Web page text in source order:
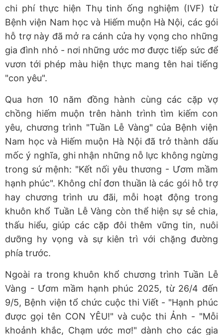
chi phí thực hiện Thụ tinh ống nghiệm (IVF) từ
Bệnh viện Nam học và Hiếm muộn Hà Nội, các gói
hỗ trợ này đã mở ra cánh cửa hy vọng cho những
gia đình nhỏ - nơi những ước mơ được tiếp sức để
vươn tới phép màu hiện thực mang tên hai tiếng
"con yêu".
Qua hơn 10 năm đồng hành cùng các cặp vợ
chồng hiếm muộn trên hành trình tìm kiếm con
yêu, chương trình "Tuần Lễ Vàng" của Bệnh viện
Nam học và Hiếm muộn Hà Nội đã trở thành dấu
mốc ý nghĩa, ghi nhận những nỗ lực không ngừng
trong sứ mệnh: "Kết nối yêu thương - Ươm mầm
hạnh phúc". Không chỉ đơn thuần là các gói hỗ trợ
hay chương trình ưu đãi, mỗi hoạt động trong
khuôn khổ Tuần Lễ Vàng còn thể hiện sự sẻ chia,
thấu hiểu, giúp các cặp đôi thêm vững tin, nuôi
dưỡng hy vọng và sự kiên trì với chặng đường
phía trước.
Ngoài ra trong khuôn khổ chương trình Tuần Lễ
Vàng - Ươm mầm hạnh phúc 2025, từ 26/4 đến
9/5, Bệnh viện tổ chức cuộc thi Viết - "Hạnh phúc
được gọi tên CON YÊU!" và cuộc thi Ảnh - "Mỗi
khoảnh khắc, Chạm ước mơ!" dành cho các gia